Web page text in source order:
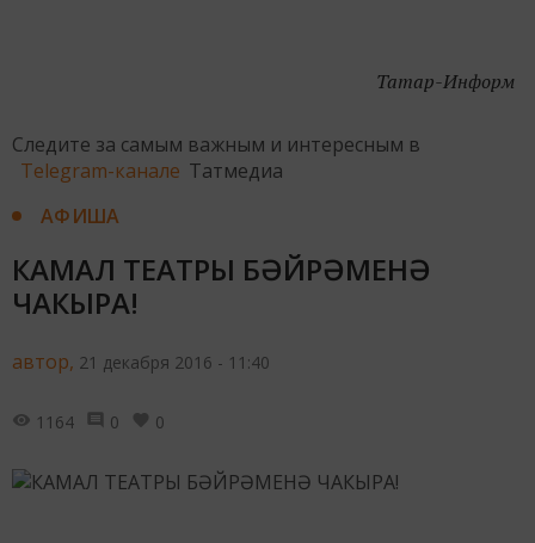
Татар-Информ
Следите за самым важным и интересным в
Telegram-канале Татмедиа
АФИША
КАМАЛ ТЕАТРЫ БӘЙРӘМЕНӘ
ЧАКЫРА!
автор, 21 декабря 2016 - 11:40
1164 0 0